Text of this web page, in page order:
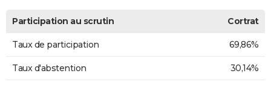
Participation au scrutin Cortrat
Taux de participation 69,86%
Taux d'abstention 30,14%